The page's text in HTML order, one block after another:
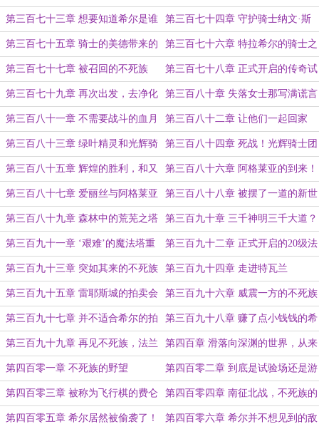
尔诸神的到来！
第三百七十三章 想要知道希尔是谁
的绿叶精灵（给世间核平的万赏红包
加更）
第三百七十四章 守护骑士纳文·斯
宾塞
第三百七十五章 骑士的美德带来的
其他神术
第三百七十六章 特拉希尔的骑士之
路再也不是残缺的了
第三百七十七章 被召回的不死族 第三百七十八章 正式开启的传奇试
炼
第三百七十九章 再次出发，去净化
整个格恩斯！
第三百八十章 失落女士那写满谎言
与背叛的裙角
第三百八十一章 不需要战斗的血月
之国
第三百八十二章 让他们一起回家
吧！
第三百八十三章 绿叶精灵和光辉骑
士团的到来
第三百八十四章 死战！光辉骑士团
的选择
第三百八十五章 辉煌的胜利，和又
在补天的索利尔斯
第三百八十六章 阿格莱亚的到来！
第三百八十七章 爱丽丝与阿格莱亚
的相会
第三百八十八章 被摆了一道的新世
界之行
第三百八十九章 森林中的荒芜之塔 第三百九十章 三千神明三千大道？
第三百九十一章 ‘艰难’的魔法塔重
建之路
第三百九十二章 正式开启的20级法
师生活
第三百九十三章 突如其来的不死族
消息
第三百九十四章 走进特瓦兰
第三百九十五章 雷耶斯城的拍卖会 第三百九十六章 威震一方的不死族
第三百九十七章 并不适合希尔的拍
卖会
第三百九十八章 赚了点小钱钱的希
尔
第三百九十九章 再见不死族，法兰
家的大熊
第四百章 滑落向深渊的世界，从来
不无辜
第四百零一章 不死族的野望 第四百零二章 到底是试验场还是游
乐园？
第四百零三章 被称为飞行棋的费仑
瑞尔
第四百零四章 南征北战，不死族的
征服之旅
第四百零五章 希尔居然被偷袭了！ 第四百零六章 希尔并不想见到的敌